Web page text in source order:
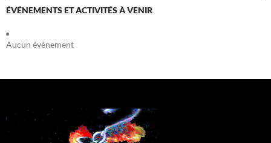
ÉVÉNEMENTS ET ACTIVITÉS À VENIR
Aucun évènement